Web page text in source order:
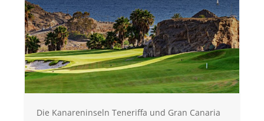
Die Kanareninseln Teneriffa und Gran Canaria